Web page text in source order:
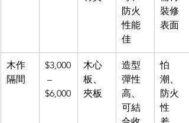
防火
性能
佳
裝修
表面
木作
隔間
$3,000
–
$6,000
木心
板、
夾板
造型
彈性
高、
可結
怕
潮、
防火
性